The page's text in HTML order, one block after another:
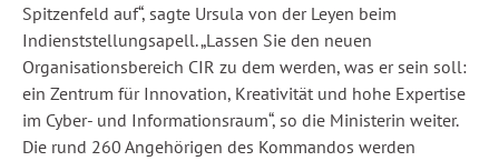
Spitzenfeld auf“, sagte Ursula von der Leyen beim
Indienststellungsapell. „Lassen Sie den neuen
Organisationsbereich CIR zu dem werden, was er sein soll:
ein Zentrum für Innovation, Kreativität und hohe Expertise
im Cyber- und Informationsraum“, so die Ministerin weiter.
Die rund 260 Angehörigen des Kommandos werden